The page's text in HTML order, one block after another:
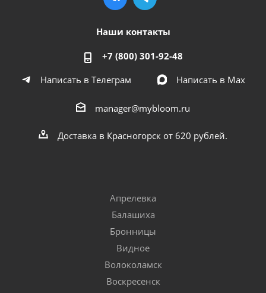
Наши контакты
+7 (800) 301-92-48
Написать в Телеграм
Написать в Мах
manager@mybloom.ru
Доставка в Красногорск от 620 рублей.
Апрелевка
Балашиха
Бронницы
Видное
Волоколамск
Воскресенск